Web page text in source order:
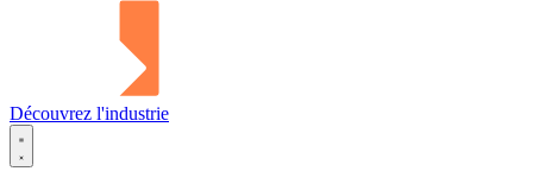
Découvrez l'industrie